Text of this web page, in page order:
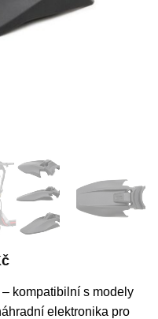
kompatibilní s modely
elektronika pro